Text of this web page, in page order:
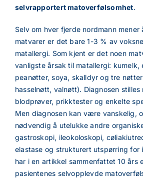
selvrapportert matoverfølsomhet.
Selv om hver fjerde nordmann mener
matvarer er det bare 1-3 % av
matallergi. Som kjent er det noen
vanligste årsak til matallergi: kumelk,
peanøtter, soya, skalldyr og tre
hasselnøtt, valnøtt). Diagnosen stilles
blodprøver, prikktester og enkelte
Men diagnosen kan være vanskelig,
nødvendig å utelukke andre
gastroskopi, ileokoloskopi,
elastase og strukturert utspørring for
har i en artikkel sammenfattet 10 års
pasientenes selvopplevde